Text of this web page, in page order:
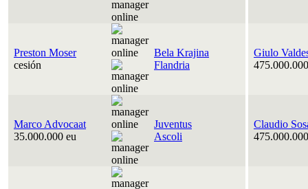
Preston Moser
cesión
Bela Krajina
Flandria
Giulo
Marco Advocaat
35.000.000 eu
Juventus
Ascoli
Claudio